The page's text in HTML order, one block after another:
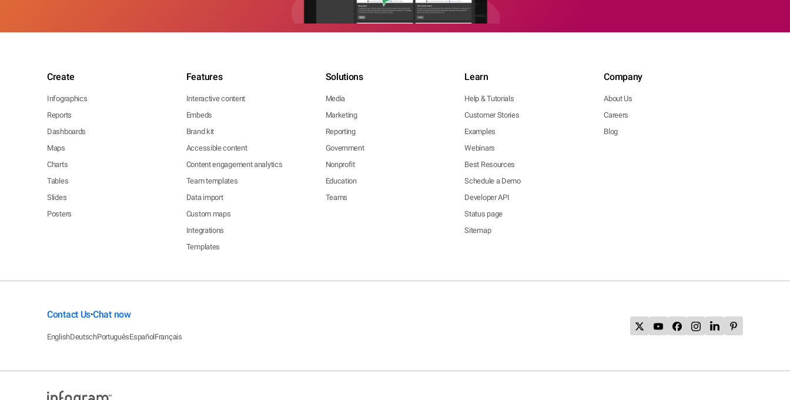
Create
Infographics
Reports
Dashboards
Maps
Charts
Tables
Slides
Posters
Features
Interactive content
Embeds
Brand kit
Accessible content
Content engagement analytics
Team templates
Data import
Custom maps
Integrations
Templates
Solutions
Media
Marketing
Reporting
Government
Nonprofit
Education
Teams
Learn
Help & Tutorials
Customer Stories
Examples
Webinars
Best Resources
Schedule a Demo
Developer API
Status page
Sitemap
Company
About Us
Careers
Blog
Contact Us•Chat now
EnglishDeutschPortuguêsEspañolFrançais